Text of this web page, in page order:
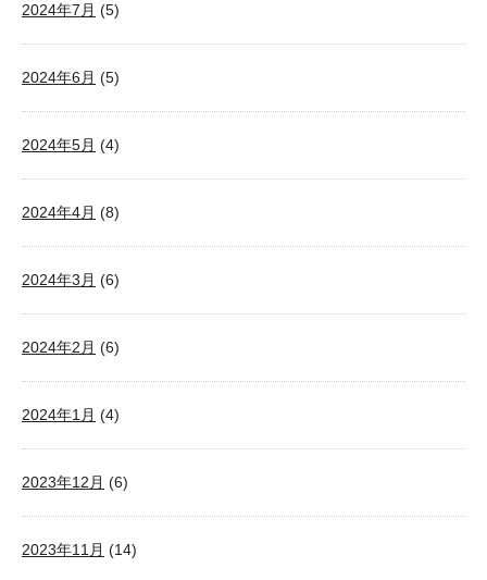
2024年7月 (5)
2024年6月 (5)
2024年5月 (4)
2024年4月 (8)
2024年3月 (6)
2024年2月 (6)
2024年1月 (4)
2023年12月 (6)
2023年11月 (14)